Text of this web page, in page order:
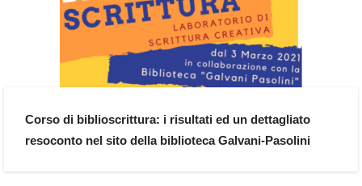
Corso di biblioscrittura: i risultati ed un dettagliato
resoconto nel sito della biblioteca Galvani-Pasolini